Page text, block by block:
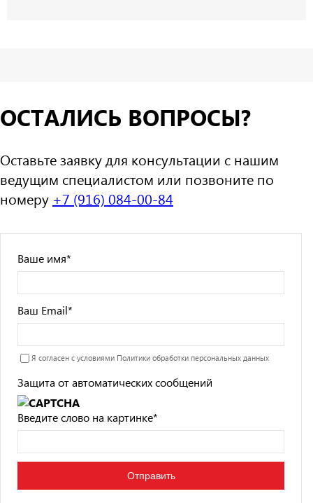
ОСТАЛИСЬ ВОПРОСЫ?
Оставьте заявку для консультации с нашим
ведущим специалистом или позвоните по
номеру +7 (916) 084-00-84
Ваше имя*
Ваш Email*
Я согласен с условиями Политики обработки персональных данных
Защита от автоматических сообщений
Введите слово на картинке*